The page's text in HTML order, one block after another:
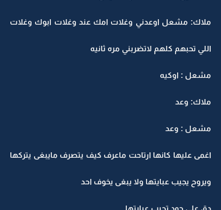
ملاك: مشعل اوعدني وغلات امك عند وغلات ابوك وغلات
اللي تحبهم كلهم لاتضربني مره ثانيه
مشعل : اوكيه
ملاك: وعد
مشعل : وعد
اغمى عليها كانها ارتاحت ماعرف كيف يتصرف مايبغى يتركها
ويروح يجيب عبايتها ولا يبغى يخوف احد
دق على جود تجيب عبايتها